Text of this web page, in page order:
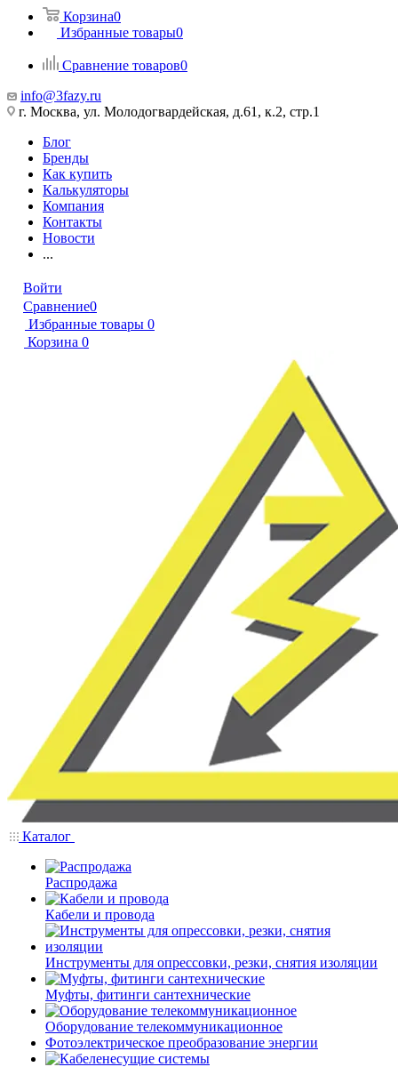
Корзина0
Избранные товары0
Сравнение товаров0
info@3fazy.ru
г. Москва, ул. Молодогвардейская, д.61, к.2, стр.1
Блог
Бренды
Как купить
Калькуляторы
Компания
Контакты
Новости
...
Войти
Сравнение0
Избранные товары 0
Корзина 0
Каталог
Распродажа
Кабели и провода
Инструменты для опрессовки, резки, снятия изоляции
Муфты, фитинги сантехнические
Оборудование телекоммуникационное
Фотоэлектрическое преобразование энергии